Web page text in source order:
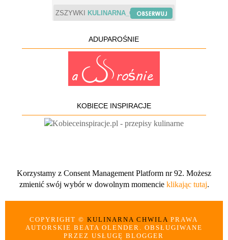
ZSZYWKI KULINARNA_CHWILA
ADUPAROŚNIE
KOBIECE INSPIRACJE
Korzystamy z Consent Management Platform nr 92. Możesz
zmienić swój wybór w dowolnym momencie klikając tutaj.
COPYRIGHT ©KULINARNA CHWILAPRAWA
AUTORSKIE BEATA OLENDER. OBSŁUGIWANE
PRZEZ USŁUGĘ BLOGGER